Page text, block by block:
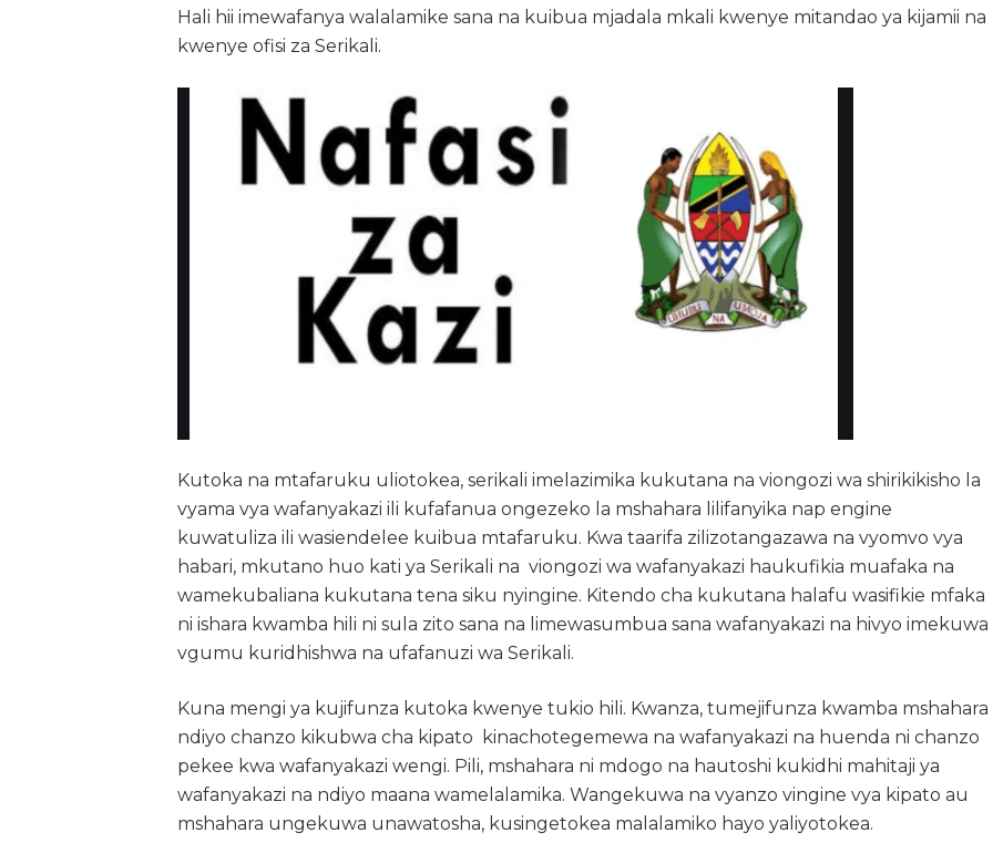
Hali hii imewafanya walalamike sana na kuibua mjadala mkali kwenye mitandao ya kijamii na
kwenye ofisi za Serikali.
Kutoka na mtafaruku uliotokea, serikali imelazimika kukutana na viongozi wa shirikikisho la
vyama vya wafanyakazi ili kufafanua ongezeko la mshahara lilifanyika nap engine
kuwatuliza ili wasiendelee kuibua mtafaruku. Kwa taarifa zilizotangazawa na vyomvo vya
habari, mkutano huo kati ya Serikali na viongozi wa wafanyakazi haukufikia muafaka na
wamekubaliana kukutana tena siku nyingine. Kitendo cha kukutana halafu wasifikie mfaka
ni ishara kwamba hili ni sula zito sana na limewasumbua sana wafanyakazi na hivyo imekuwa
vgumu kuridhishwa na ufafanuzi wa Serikali.
Kuna mengi ya kujifunza kutoka kwenye tukio hili. Kwanza, tumejifunza kwamba mshahara
ndiyo chanzo kikubwa cha kipato kinachotegemewa na wafanyakazi na huenda ni chanzo
pekee kwa wafanyakazi wengi. Pili, mshahara ni mdogo na hautoshi kukidhi mahitaji ya
wafanyakazi na ndiyo maana wamelalamika. Wangekuwa na vyanzo vingine vya kipato au
mshahara ungekuwa unawatosha, kusingetokea malalamiko hayo yaliyotokea.